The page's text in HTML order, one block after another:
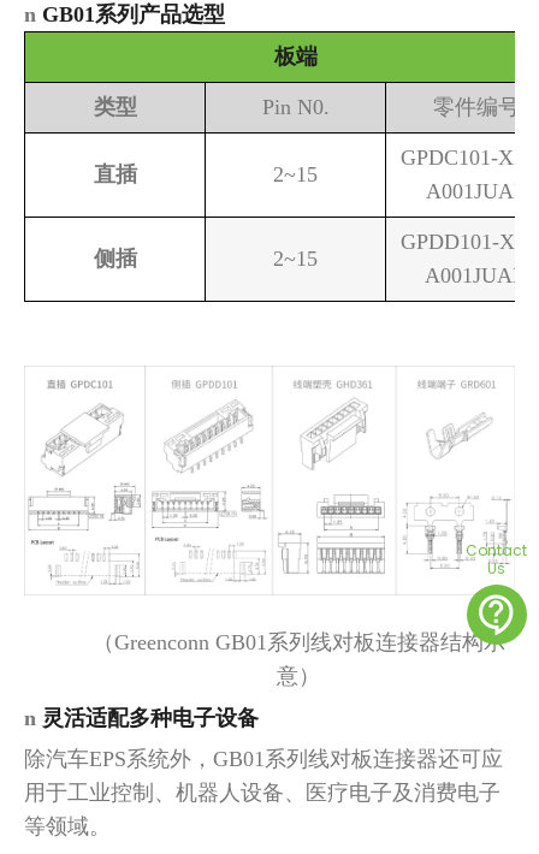
n GB01系列 产品选型
板端
类型 Pin N0. 零件编号
直插 2~15
GPDC101-
A001JUAF
侧插 2~15
GPDD101-
A001JUAD
（Greenconn GB01系列线对板连接器结构示
意）
n 灵活适配多种电子设备
除汽车EPS系统外，GB01系列线对板连接器还可应
用于工业控制、机器人设备、医疗电子及消费电子
等领域。
Contact
Us
contact_support